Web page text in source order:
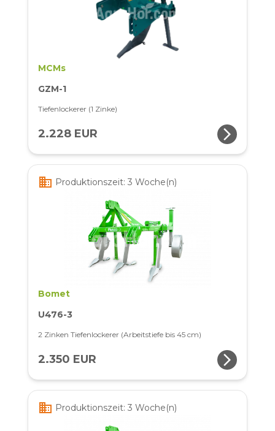
MCMs
GZM-1
Tiefenlockerer (1 Zinke)
2.228 EUR arrow_forward_ios
business Produktionszeit: 3 Woche(n)
Bomet
U476-3
2 Zinken Tiefenlockerer (Arbeitstiefe bis 45 cm)
2.350 EUR arrow_forward_ios
business Produktionszeit: 3 Woche(n)